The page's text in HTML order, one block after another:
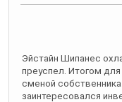
Эйстайн Шипанес
преуспел. Итогом
сменой
заинтересовался